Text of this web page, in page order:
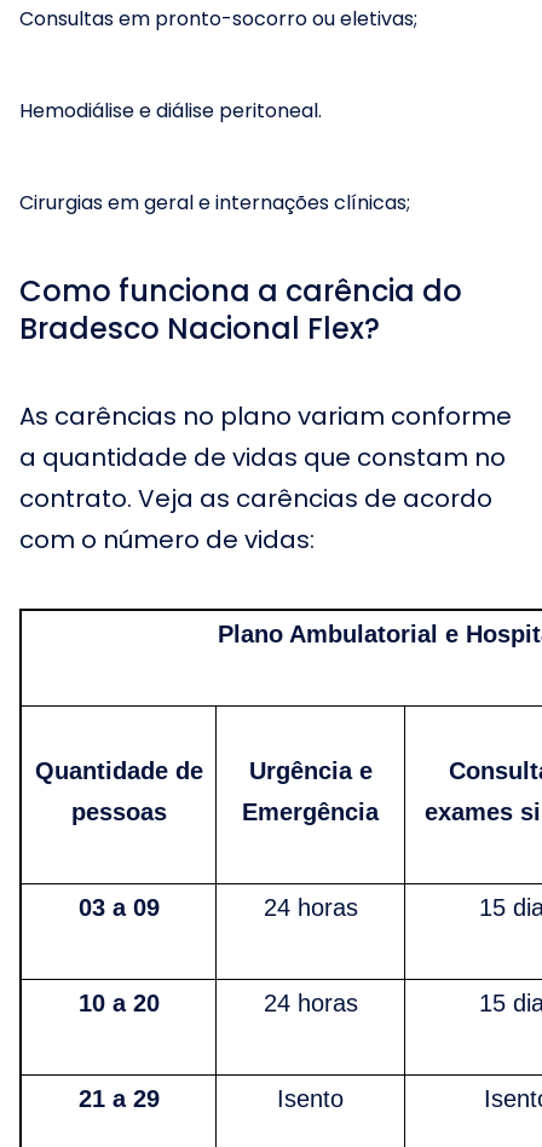
Consultas em pronto-socorro ou eletivas;
Hemodiálise e diálise peritoneal.
Cirurgias em geral e internações clínicas;
Como funciona a carência do
Bradesco Nacional Flex?
As carências no plano variam conforme
a quantidade de vidas que constam no
contrato. Veja as carências de acordo
com o número de vidas:
Plano Ambulatorial e
Quantidade de
pessoas
Urgência e
Emergência
exames
03 a 09 24 horas 15
10 a 20 24 horas 15
21 a 29 Isento